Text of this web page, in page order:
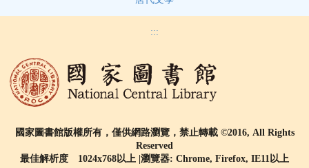
:::
國家圖書館版權所有，僅供網路瀏覽，禁止轉載 ©2016, All Rights
Reserved
最佳解析度 1024x768以上 |瀏覽器: Chrome, Firefox, IE11以上